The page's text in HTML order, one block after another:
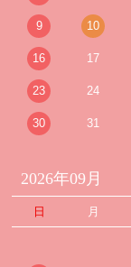
9 10
16 17
23 24
30 31
2026年09月
日 月